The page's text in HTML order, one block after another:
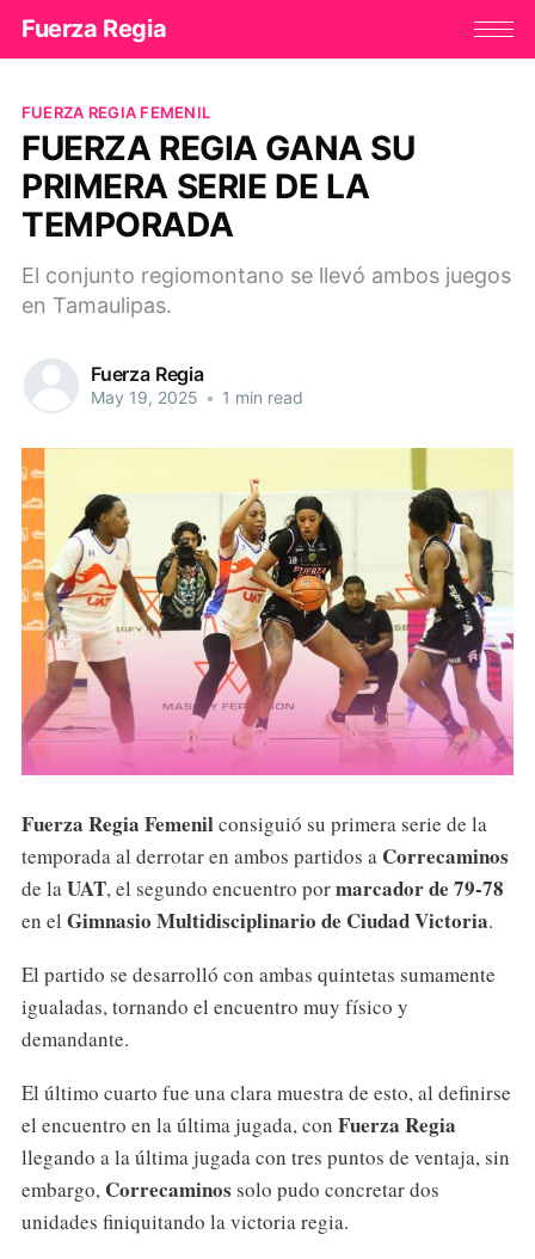
Fuerza Regia
FUERZA REGIA FEMENIL
FUERZA REGIA GANA SU
PRIMERA SERIE DE LA
TEMPORADA
El conjunto regiomontano se llevó ambos juegos
en Tamaulipas.
Fuerza Regia
May 19, 2025 • 1 min read
Fuerza Regia Femenilconsiguió su primera serie de la
temporada al derrotar en ambos partidos a Correcaminos
de laUAT, el segundo encuentro pormarcador de 79-78
en el Gimnasio Multidisciplinario de Ciudad Victoria.
El partido se desarrolló con ambas quintetas sumamente
igualadas, tornando el encuentro muy físico y
demandante.
El último cuarto fue una clara muestra de esto, al definirse
el encuentro en la última jugada, con Fuerza Regia
llegando a la última jugada con tres puntos de ventaja, sin
embargo, Correcaminos solo pudo concretar dos
unidades finiquitando la victoria regia.